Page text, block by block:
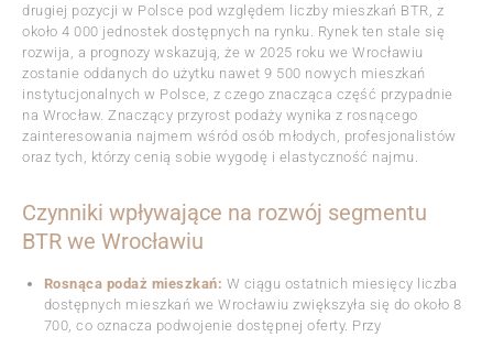
drugiej pozycji w Polsce pod względem liczby mieszkań BTR, z
około 4 000 jednostek dostępnych na rynku. Rynek ten stale się
rozwija, a prognozy wskazują, że w 2025 roku we Wrocławiu
zostanie oddanych do użytku nawet 9 500 nowych mieszkań
instytucjonalnych w Polsce, z czego znacząca część przypadnie
na Wrocław. Znaczący przyrost podaży wynika z rosnącego
zainteresowania najmem wśród osób młodych, profesjonalistów
oraz tych, którzy cenią sobie wygodę i elastyczność najmu.
Czynniki wpływające na rozwój segmentu
BTR we Wrocławiu
Rosnąca podaż mieszkań: W ciągu ostatnich miesięcy liczba
dostępnych mieszkań we Wrocławiu zwiększyła się do około 8
700, co oznacza podwojenie dostępnej oferty. Przy